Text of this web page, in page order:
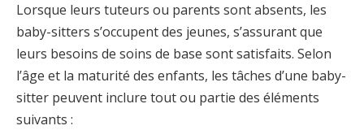
Lorsque leurs tuteurs ou parents sont absents, les
baby-sitters s’occupent des jeunes, s’assurant que
leurs besoins de soins de base sont satisfaits. Selon
l’âge et la maturité des enfants, les tâches d’une baby-
sitter peuvent inclure tout ou partie des éléments
suivants :